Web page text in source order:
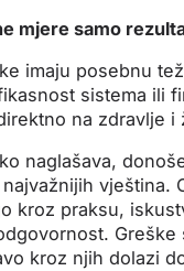
mjere samo
imaju posebnu
sistema ili
na zdravlje i
naglašava,
vještina.
kroz praksu,
Greške
kroz njih dolazi